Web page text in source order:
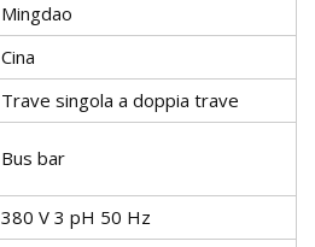
Mingdao
Cina
Trave singola a doppia trave
Bus bar
380 V 3 pH 50 Hz